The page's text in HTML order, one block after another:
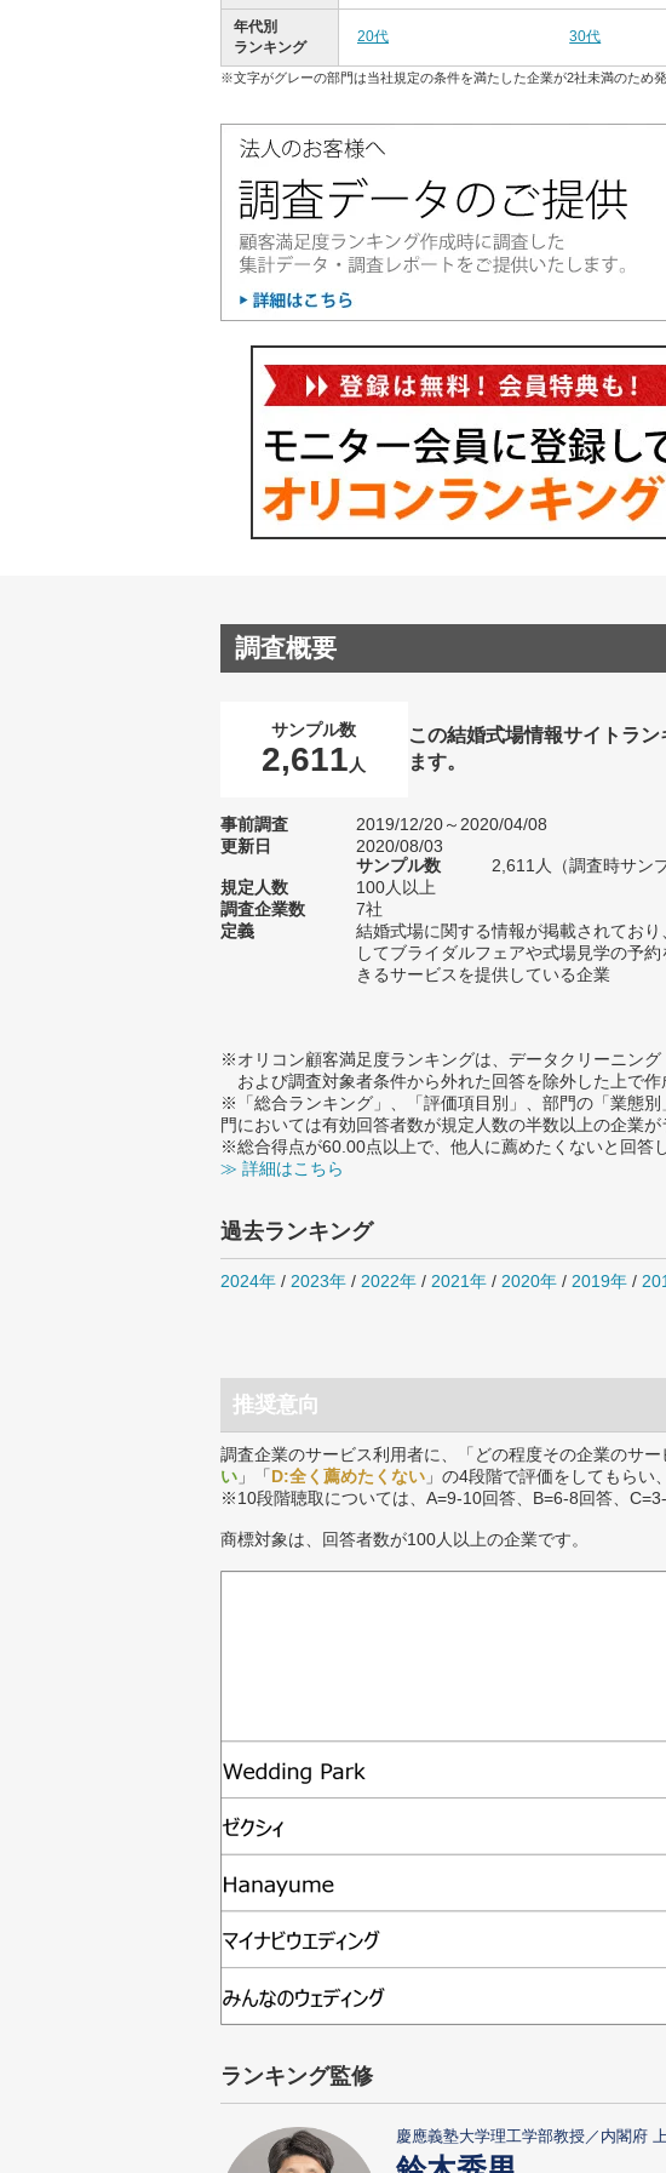
年代別
ランキング
20代 30代
※文字がグレーの部門は当社規定の条件を満たした企業が2社未満のため発
調査概要
サンプル数
2,611 人
この結婚式場情報サイトラ
ます。
事前調査
2019/12/20～2020/04/08
更新日
2020/08/03
サンプル数
2,611人（調査時サン
規定人数
100人以上
調査企業数
7社
定義
結婚式場に関する情報が掲載されており
してブライダルフェアや式場見学の予
きるサービスを提供している企業
※オリコン顧客満足度ランキングは、データクリーニング
および調査対象者条件から外れた回答を除外した上で作
※「総合ランキング」、「評価項目別」、部門の「業態
門においては有効回答者数が規定人数の半数以上の企業が
※総合得点が60.00点以上で、他人に薦めたくないと回答
≫ 詳細はこちら
過去ランキング
2024年 / 2023年 / 2022年 / 2021年 / 2020年 / 2019年 /
推奨意向
調査企業のサービス利用者に、「どの程度その企業のサ
い 」「D:全く薦めたくない 」の4段階で評価をしてもらい
※10段階聴取については、A=9-10回答、B=6-8回答、
商標対象は、回答者数が100人以上の企業です。
ランキング監修
慶應義塾大学理工学部教授／内閣府